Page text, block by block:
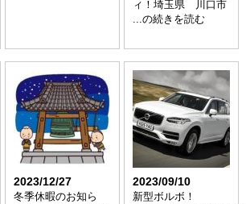
ィ！埼玉県 川口市
...の続きを読む
2023/12/27
冬季休暇のお知ら
2023/09/10
新型ボルボ！